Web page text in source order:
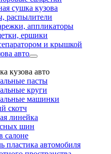
сушка кузова
распылители
аппликаторы
ершики
и крышкой
авто
кузова авто
пасты
круги
машинки
cкотч
линейка
шин
салоне
пластика автомобиля